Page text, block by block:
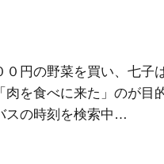
０円の野菜を買い、七子
肉を食べに来た」のが目
スの時刻を検索中…